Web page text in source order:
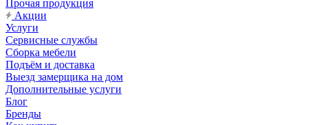
Прочая продукция
Акции
Услуги
Сервисные службы
Сборка мебели
Подъём и доставка
Выезд замерщика на дом
Дополнительные услуги
Блог
Бренды